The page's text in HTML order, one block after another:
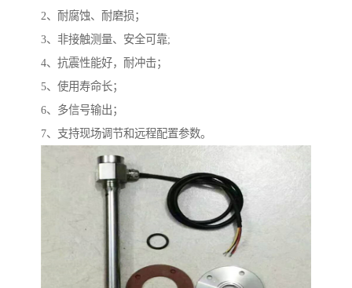
2、耐腐蚀、耐磨损；
3、非接触测量、安全可靠;
4、抗震性能好，耐冲击；
5、使用寿命长；
6、多信号输出；
7、支持现场调节和远程配置参数。